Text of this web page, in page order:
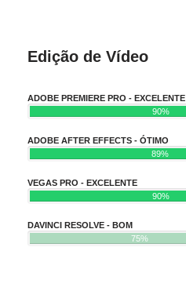
Edição de Vídeo
ADOBE PREMIERE PRO - EXCELENTE
90%
ADOBE AFTER EFFECTS - ÓTIMO
89%
VEGAS PRO - EXCELENTE
90%
DAVINCI RESOLVE - BOM
75%